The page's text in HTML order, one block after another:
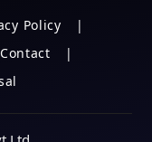
Policy
Contact